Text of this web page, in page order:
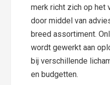
merk richt zich op het
door middel van
breed assortiment.
wordt gewerkt aan
bij verschillende
en budgetten.